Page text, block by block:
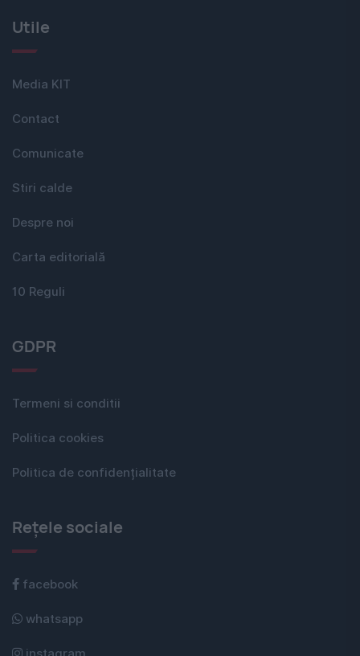
Utile
Media KIT
Contact
Comunicate
Stiri calde
Despre noi
Carta editorială
10 Reguli
GDPR
Termeni si conditii
Politica cookies
Politica de confidențialitate
Rețele sociale
facebook
whatsapp